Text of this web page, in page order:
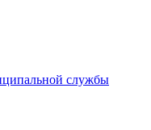
службы